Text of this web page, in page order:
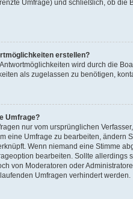
Umfrage) und schließlich, ob die
erstellen?
wird durch die
als zugelassen zu benötigen,
Umfrage?
nur vom ursprünglichen
eine Umfrage zu bearbeiten, ändern
Wenn niemand eine Stimme
bearbeiten. Sollte allerdings
von Moderatoren oder
Umfragen verhindert werden.